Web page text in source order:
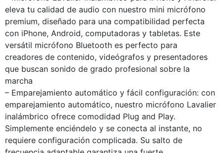
eleva tu calidad de audio con nuestro mini micrófono
premium, diseñado para una compatibilidad perfecta
con iPhone, Android, computadoras y tabletas. Este
versátil micrófono Bluetooth es perfecto para
creadores de contenido, videógrafos y presentadores
que buscan sonido de grado profesional sobre la
marcha
– Emparejamiento automático y fácil configuración: con
emparejamiento automático, nuestro micrófono Lavalier
inalámbrico ofrece comodidad Plug and Play.
Simplemente enciéndelo y se conecta al instante, no
requiere configuración complicada. Su salto de